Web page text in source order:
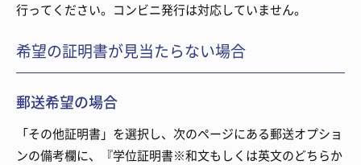
行ってください。コンビニ発行は対応していません。
希望の証明書が見当たらない場合
郵送希望の場合
「その他証明書」を選択し、次のページにある郵送オプショ
ンの備考欄に、『学位証明書※和文もしくは英文のどちらか